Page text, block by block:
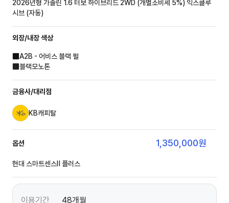
2026년형 가솔린 1.6 터보 하이브리드 2WD (개별소비세 5%)익스클루
시브 (자동)
외장/내장색상
A2B - 어비스 블랙 펄
블랙모노톤
금융사/대리점
KB캐피탈
옵션 1,350,000원
현대 스마트센스Ⅱ 플러스
이용기간
48개월